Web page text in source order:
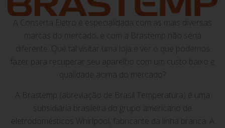
A Conserta Eletro é especialidada com as mais diversas
marcas do mercado, e com a Brastemp não seria
diferente. Que tal visitar uma loja e ver o que podemos
fazer para recuperar seu aparelho com um custo baixo e
qualidade acima do mercado?
A Brastemp (abreviação de Brasil Temperatura) é uma
subsidiária brasileira do grupo americano de
eletrodomésticos Whirlpool, fabricante da linha branca. A